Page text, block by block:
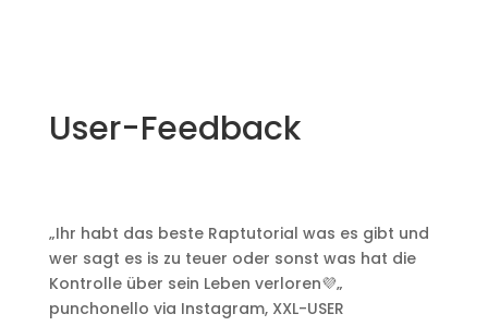
User-Feedback
„Ihr habt das beste Raptutorial was es gibt und
wer sagt es is zu teuer oder sonst was hat die
Kontrolle über sein Leben verloren💜„
punchonello via Instagram, XXL-USER